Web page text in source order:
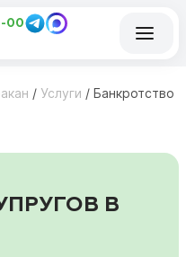
00
/ Услуги / Банкротство
В